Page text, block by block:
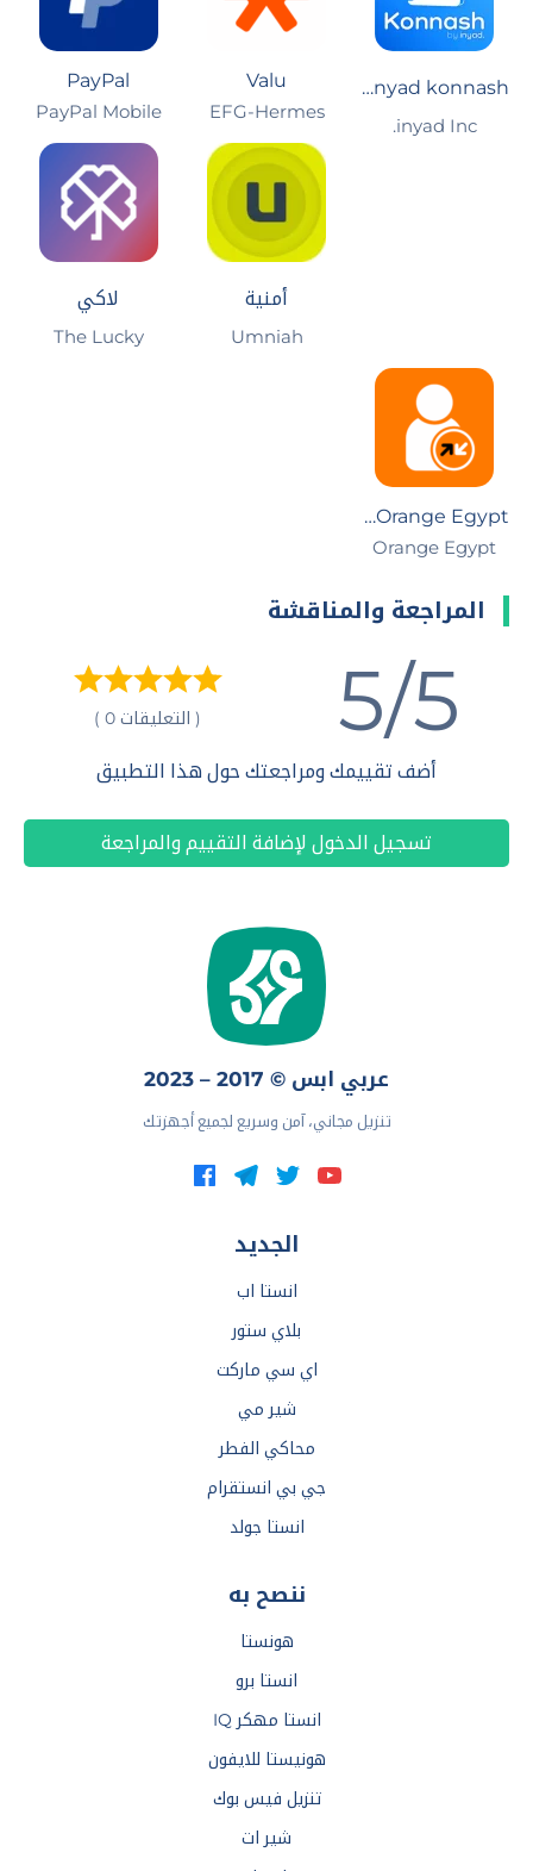
inyad konnash: كناش الديون
inyad Inc.
Valu
EFG-Hermes‏
PayPal
PayPal Mobile‏
أمنية
Umniah‏
لاكي
The Lucky‏
My Orange Egypt
Orange Egypt‏
المراجعة والمناقشة
5/5 ( التعليقات 0 )
أضف تقييمك ومراجعتك حول هذا التطبيق
تسجيل الدخول لإضافة التقييم والمراجعة
عربي ابس © 2017 – 2023
تنزيل مجاني، آمن وسريع لجميع أجهزتك
الجديد
انستا اب
بلاي ستور
اي سي ماركت
شير مي
محاكي الفطر
جي بي انستقرام
انستا جولد
ننصح به
هونستا
انستا برو
انستا مهكر IQ
هونيستا للايفون
تنزيل فيس بوك
شير ات